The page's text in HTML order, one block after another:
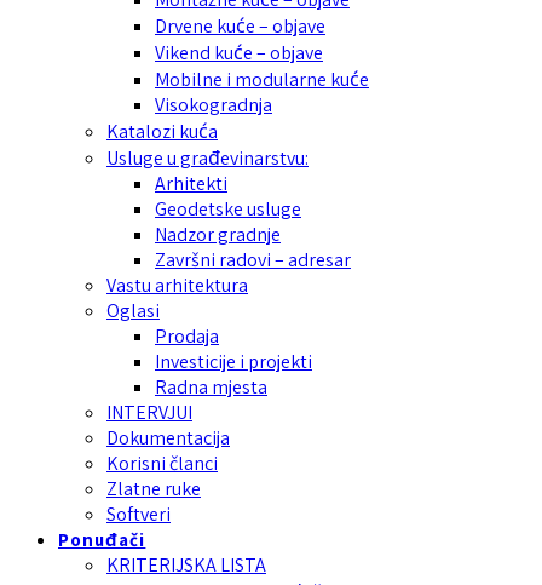
Drvene kuće – objave
Vikend kuće – objave
Mobilne i modularne kuće
Visokogradnja
Katalozi kuća
Usluge u građevinarstvu:
Arhitekti
Geodetske usluge
Nadzor gradnje
Završni radovi – adresar
Vastu arhitektura
Oglasi
Prodaja
Investicije i projekti
Radna mjesta
INTERVJUI
Dokumentacija
Korisni članci
Zlatne ruke
Softveri
Ponuđači
KRITERIJSKA LISTA